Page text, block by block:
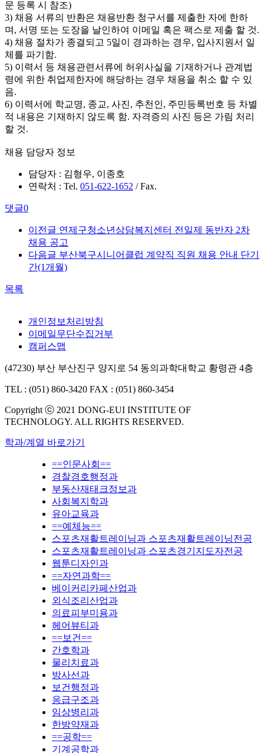
문 등록 시 참조)
3) 채용 서류의 반환은 채용반환 청구서를 제출한 자에 한하
며, 서명 또는 도장을 날인하여 이메일 혹은 팩스로 제출 할 것.
4) 채용 절차가 종결되고 5일이 경과하는 경우, 입사지원서 일
체를 파기함.
5) 이력서 등 채용관련서류에 허위사실을 기재하거나 관계법
령에 위한 취업제한자에 해당하는 경우 채용을 취소 할 수 있
음.
6) 이력서에 학교명, 종교, 사진, 추천인, 주민등록번호 등 차별
적 내용은 기재하지 않도록 함. 자격증의 사진 등은 가림 처리
할 것.
채용 담당자 정보
담당자 : 김형우, 이종호
연락처 : Tel. 051-622-1652 / Fax.
댓글0
이전글 연제구청소년상담복지센터 전일제 동반자 2차
채용 공고
다음글 부산북구시니어클럽 계약직 직원 채용 안내 단기
간(1개월)
목록
개인정보처리방침
이메일무단수집거부
캠퍼스맵
(47230) 부산 부산진구 양지로 54 동의과학대학교 황령관 4층
TEL : (051) 860-3420 FAX : (051) 860-3454
Copyright ⓒ 2021 DONG-EUI INSTITUTE OF
TECHNOLOGY. ALL RIGHTS RESERVED.
학과/계열 바로가기
==인문사회==
경찰경호행정과
부동산재태크정보과
사회복지학과
유아교육과
==예체능==
스포츠재활트레이닝과 스포츠재활트레이닝전공
스포츠재활트레이닝과 스포츠경기지도자전공
웹툰디자인과
==자연과학==
베이커리카페산업과
외식조리산업과
의료피부미용과
헤어뷰티과
==보건==
간호학과
물리치료과
방사선과
보건행정과
응급구조과
임상병리과
한방약재과
==공학==
기계공학과